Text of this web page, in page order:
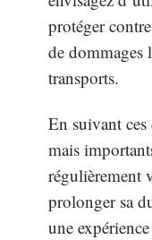
protéger
de dommages
transports.
En suivant
mais
régulièrement
prolonger sa
une